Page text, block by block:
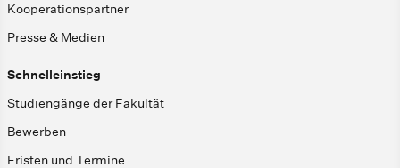
Kooperationspartner
Presse & Medien
Schnelleinstieg
Studiengänge der Fakultät
Bewerben
Fristen und Termine